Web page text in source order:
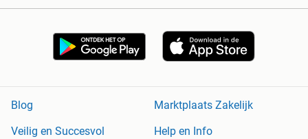
Blog
Marktplaats Zakelijk
Veilig en Succesvol
Help en Info